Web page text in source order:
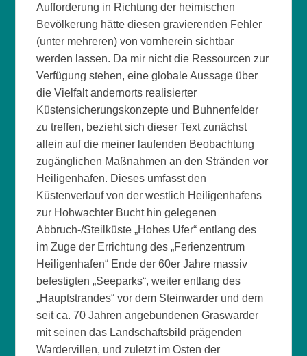
Aufforderung in Richtung der heimischen
Bevölkerung hätte diesen gravierenden Fehler
(unter mehreren) von vornherein sichtbar
werden lassen. Da mir nicht die Ressourcen zur
Verfügung stehen, eine globale Aussage über
die Vielfalt andernorts realisierter
Küstensicherungskonzepte und Buhnenfelder
zu treffen, bezieht sich dieser Text zunächst
allein auf die meiner laufenden Beobachtung
zugänglichen Maßnahmen an den Stränden vor
Heiligenhafen. Dieses umfasst den
Küstenverlauf von der westlich Heiligenhafens
zur Hohwachter Bucht hin gelegenen
Abbruch-/Steilküste „Hohes Ufer“ entlang des
im Zuge der Errichtung des „Ferienzentrum
Heiligenhafen“ Ende der 60er Jahre massiv
befestigten „Seeparks“, weiter entlang des
„Hauptstrandes“ vor dem Steinwarder und dem
seit ca. 70 Jahren angebundenen Graswarder
mit seinen das Landschaftsbild prägenden
Wardervillen, und zuletzt im Osten der